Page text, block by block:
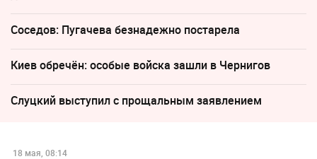
Соседов: Пугачева безнадежно постарела
Киев обречён: особые войска зашли в Чернигов
Слуцкий выступил с прощальным заявлением
18 мая, 08:14